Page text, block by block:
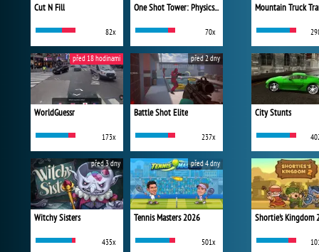
Cut N Fill
82x
One Shot Tower: Physics Destroyer
70x
WorldGuessr
173x
před 18 hodinami
Battle Shot Elite
237x
před 2 dny
Witchy Sisters
435x
před 3 dny
Tennis Masters 2026
501x
před 4 dny
Mountain Truck
City Stunts
Shortie's Kingdom